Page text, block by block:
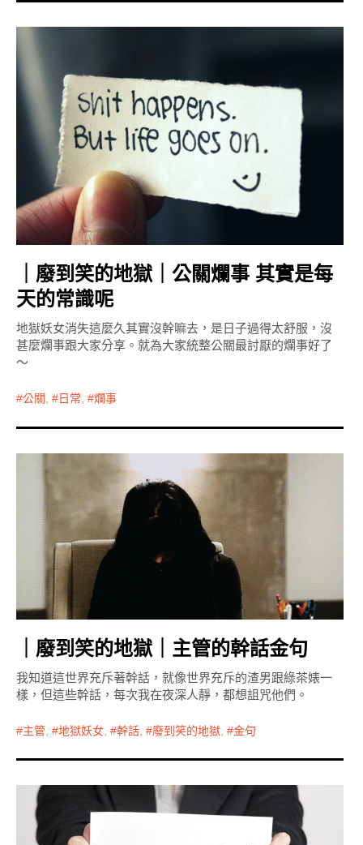
｜廢到笑的地獄｜公關爛事 其實是每
天的常識呢
地獄妖女消失這麼久其實沒幹嘛去，是日子過得太舒服，沒
甚麼爛事跟大家分享。就為大家統整公關最討厭的爛事好了
～
公關 , 日常 , 爛事
｜廢到笑的地獄｜主管的幹話金句
我知道這世界充斥著幹話，就像世界充斥的渣男跟綠茶婊一
樣，但這些幹話，每次我在夜深人靜，都想詛咒他們。
主管 , 地獄妖女 , 幹話 , 廢到笑的地獄 , 金句